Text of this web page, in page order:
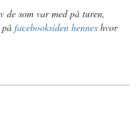
de som var med på turen,
på facebooksiden hennes hvor